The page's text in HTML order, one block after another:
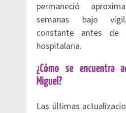
permaneció
semanas bajo
constante antes
hospitalaria.
¿Cómo se encuentra
Miguel?
Las últimas